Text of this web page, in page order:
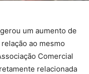
um aumento de
ao mesmo
Comercial
relacionada